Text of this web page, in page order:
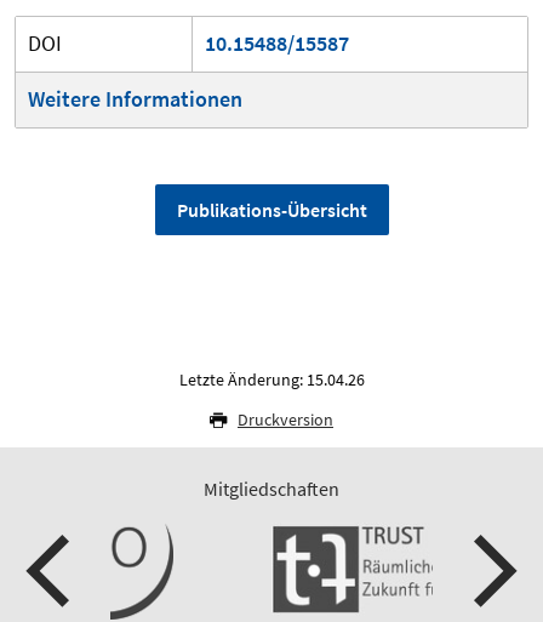
DOI
10.15488/15587
Weitere Informationen
Publikations-Übersicht
Letzte Änderung: 15.04.26
Druckversion
Mitgliedschaften